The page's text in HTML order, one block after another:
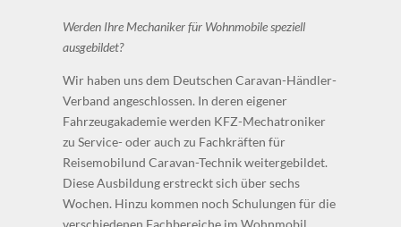
Werden Ihre Mechaniker für Wohnmobile speziell
ausgebildet?
Wir haben uns dem Deutschen Caravan-Händler-
Verband angeschlossen. In deren eigener
Fahrzeugakademie werden KFZ-Mechatroniker
zu Service- oder auch zu Fachkräften für
Reisemobilund Caravan-Technik weitergebildet.
Diese Ausbildung erstreckt sich über sechs
Wochen. Hinzu kommen noch Schulungen für die